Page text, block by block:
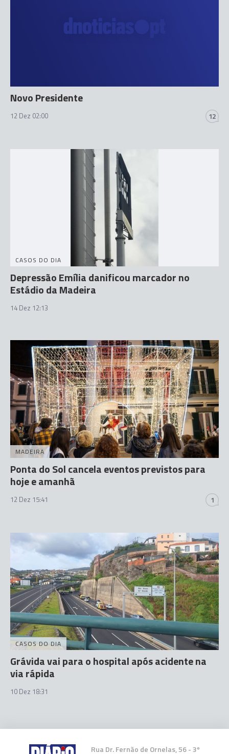
Novo Presidente
12 Dez 02:00 12
CASOS DO DIA
Depressão Emília danificou marcador no
Estádio da Madeira
14 Dez 12:13
MADEIRA
Ponta do Sol cancela eventos previstos para
hoje e amanhã
12 Dez 15:41 1
CASOS DO DIA
Grávida vai para o hospital após acidente na
via rápida
10 Dez 18:31
Rua Dr. Fernão de Ornelas, 56 - 3º